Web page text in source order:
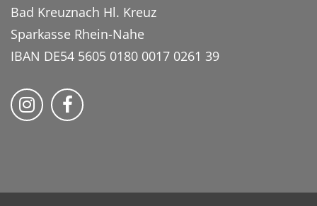
Bad Kreuznach Hl. Kreuz
Sparkasse Rhein-Nahe
IBAN DE54 5605 0180 0017 0261 39
Bistum Trier auf Instragram
Bistum Trier auf Facebook